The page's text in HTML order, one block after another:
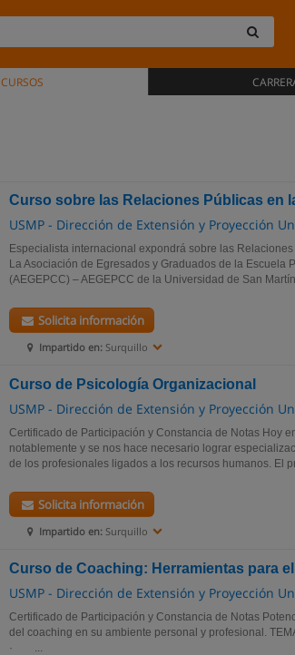
CURSOS
Curso sobre las Relaciones Públicas en
USMP - Dirección de Extensión y Proyección
Especialista internacional expondrá sobre las
La Asociación de Egresados y Graduados de la Escuela
(AEGEPCC) – AEGEPCC de la Universidad de San
Impartido en: Surquillo
Solicita información
Curso de Psicología Organizacional
USMP - Dirección de Extensión y Proyección
Certificado de Participación y Constancia de Notas Hoy
notablemente y se nos hace necesario lograr
de los profesionales ligados a los recursos humanos. El
Impartido en: Surquillo
Solicita información
Curso de Coaching: Herramientas para
USMP - Dirección de Extensión y Proyección
Certificado de Participación y Constancia de Notas
del coaching en su ambiente personal y profesional.
· ...